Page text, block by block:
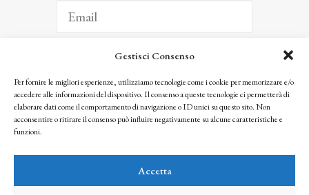
Gestisci Consenso
Per fornire le migliori esperienze, utilizziamo tecnologie come i cookie per memorizzare e/o
accedere alle informazioni del dispositivo. Il consenso a queste tecnologie ci permetterà di
elaborare dati come il comportamento di navigazione o ID unici su questo sito. Non
acconsentire o ritirare il consenso può influire negativamente su alcune caratteristiche e
funzioni.
Accetta
ISCRIVITI
Facendo clic per iscriverti, riconosci che le tue informazioni saranno trattate
seguendo la nostra Privacy Policy
© 2025 Istituto Matteucci. All right reserved
l’autorizzazione scritta dei proprietari dei diritti e dell’Istituto Matteucci